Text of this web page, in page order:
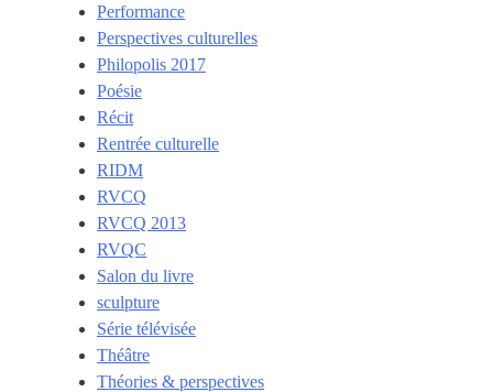
Performance
Perspectives culturelles
Philopolis 2017
Poésie
Récit
Rentrée culturelle
RIDM
RVCQ
RVCQ 2013
RVQC
Salon du livre
sculpture
Série télévisée
Théâtre
Théories & perspectives